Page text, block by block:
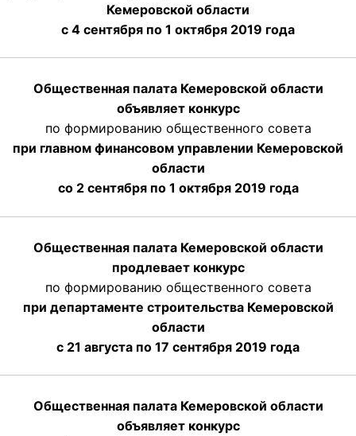
Кемеровской области
с 4 сентября по 1 октября 2019 года
Общественная палата Кемеровской области
объявляет конкурс
по формированию общественного совета
при главном финансовом управлении Кемеровской
области
со 2 сентября по 1 октября 2019 года
Общественная палата Кемеровской области
продлевает конкурс
по формированию общественного совета
при департаменте строительства Кемеровской
области
с 21 августа по 17 сентября 2019 года
Общественная палата Кемеровской области
объявляет конкурс